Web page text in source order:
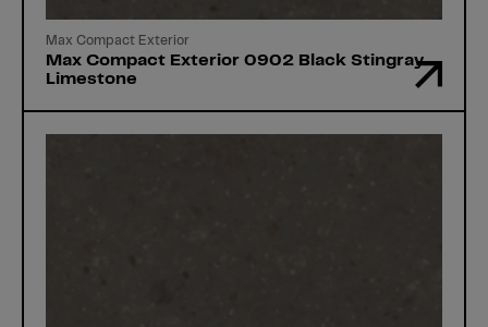
Max Compact Exterior
Max Compact Exterior 0902 Black Stingray
Limestone